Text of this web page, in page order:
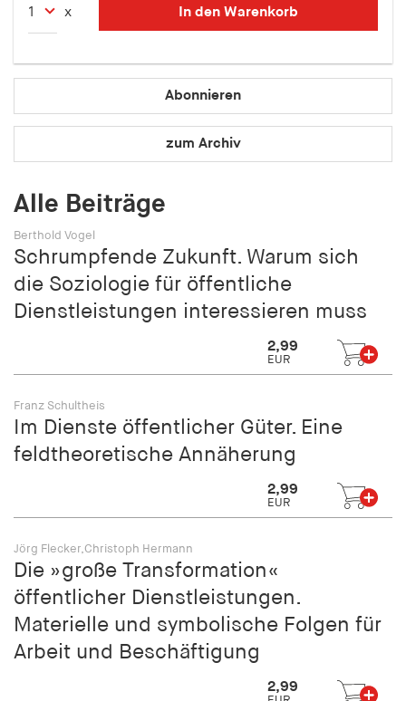
x In den Warenkorb
Abonnieren
zum Archiv
Alle Beiträge
Berthold Vogel
Schrumpfende Zukunft. Warum sich
die Soziologie für öffentliche
Dienstleistungen interessieren muss
2,99
EUR
Franz Schultheis
Im Dienste öffentlicher Güter. Eine
feldtheoretische Annäherung
2,99
EUR
Jörg Flecker,Christoph Hermann
Die »große Transformation«
öffentlicher Dienstleistungen.
Materielle und symbolische Folgen für
Arbeit und Beschäftigung
2,99
1 Jahr
fe_typo_user
fe_typo_user
Cookie Laufzeit:
fonts_loaded
Name:
Cookie Laufzeit: